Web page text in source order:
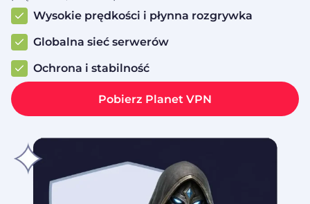
Wysokie prędkości i płynna rozgrywka
Globalna sieć serwerów
Ochrona i stabilność
Pobierz Planet VPN